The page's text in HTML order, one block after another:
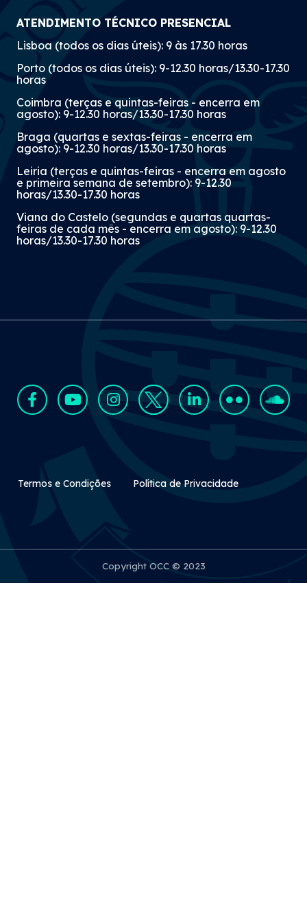
ATENDIMENTO TÉCNICO PRESENCIAL
Lisboa (todos os dias úteis): 9 às 17.30 horas
Porto (todos os dias úteis): 9-12.30 horas/13.30-17.30
horas
Coimbra (terças e quintas-feiras - encerra em
agosto): 9-12.30 horas/13.30-17.30 horas
Braga (quartas e sextas-feiras - encerra em
agosto): 9-12.30 horas/13.30-17.30 horas
Leiria (terças e quintas-feiras - encerra em agosto
e primeira semana de setembro): 9-12.30
horas/13.30-17.30 horas
Viana do Castelo (segundas e quartas quartas-
feiras de cada mês - encerra em agosto): 9-12.30
horas/13.30-17.30 horas
Rodapé Secundário
Termos e Condições Política de Privacidade
Copyright OCC © 2023